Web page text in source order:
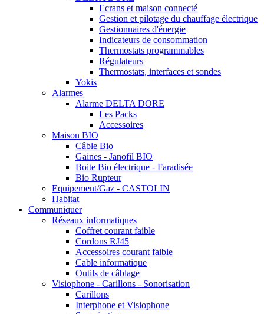
Ecrans et maison connecté
Gestion et pilotage du chauffage électrique
Gestionnaires d'énergie
Indicateurs de consommation
Thermostats programmables
Régulateurs
Thermostats, interfaces et sondes
Yokis
Alarmes
Alarme DELTA DORE
Les Packs
Accessoires
Maison BIO
Câble Bio
Gaines - Janofil BIO
Boite Bio électrique - Faradisée
Bio Rupteur
Equipement/Gaz - CASTOLIN
Habitat
Communiquer
Réseaux informatiques
Coffret courant faible
Cordons RJ45
Accessoires courant faible
Cable informatique
Outils de câblage
Visiophone - Carillons - Sonorisation
Carillons
Interphone et Visiophone